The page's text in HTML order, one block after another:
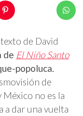
de David
de El Niño Santo
popoluca.
de
México no es la
a dar una vuelta